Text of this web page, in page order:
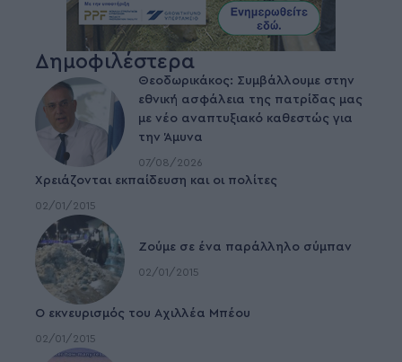
Δημοφιλέστερα
Θεοδωρικάκος: Συμβάλλουμε στην
εθνική ασφάλεια της πατρίδας μας
με νέο αναπτυξιακό καθεστώς για
την Άμυνα
07/08/2026
Χρειάζονται εκπαίδευση και οι πολίτες
02/01/2015
Ζούμε σε ένα παράλληλο σύμπαν
02/01/2015
Ο εκνευρισμός του Αχιλλέα Μπέου
02/01/2015